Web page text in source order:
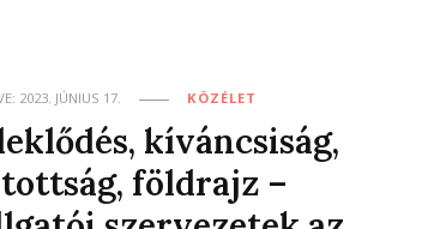
2023. JÚNIUS 17. KÖZÉLET
kíváncsiság,
földrajz –